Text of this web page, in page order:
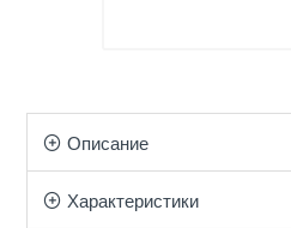
Описание
Характеристики